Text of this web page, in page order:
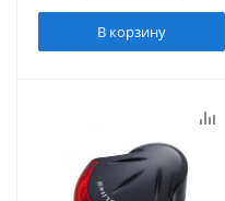
В корзину